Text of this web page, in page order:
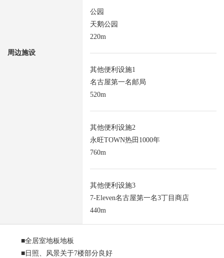
周边施设
公园
天鹅公园
220m
其他便利设施1
名古屋第一名邮局
520m
其他便利设施2
永旺TOWN热田1000年
760m
其他便利设施3
7-Eleven名古屋第一名3丁目商店
440m
■全居室地板地板
■日照、风景关于7楼部分良好